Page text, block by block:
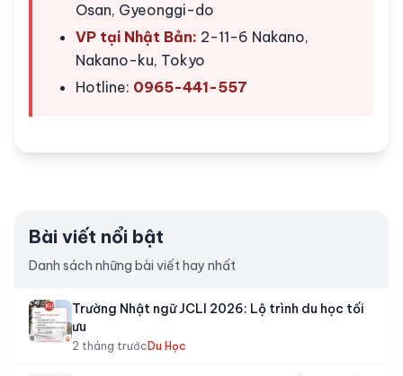
Osan, Gyeonggi-do
VP tại Nhật Bản: 2-11-6 Nakano,
Nakano-ku, Tokyo
Hotline: 0965-441-557
Bài viết nổi bật
Danh sách những bài viết hay nhất
Trường Nhật ngữ JCLI 2026: Lộ trình du học tối
ưu
2 tháng trước Du Học